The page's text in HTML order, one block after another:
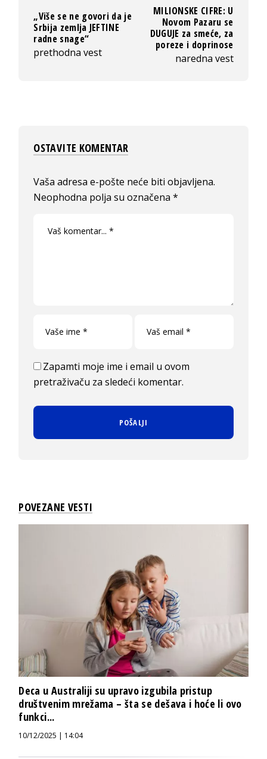
„Više se ne govori da je
Srbija zemlja JEFTINE
radne snage“
prethodna vest
MILIONSKE CIFRE: U
Novom Pazaru se
DUGUJE za smeće, za
poreze i doprinose
naredna vest
OSTAVITE KOMENTAR
Vaša adresa e-pošte neće biti objavljena.
Neophodna polja su označena*
Zapamti moje ime i email u ovom
pretraživaču za sledeći komentar.
POVEZANE VESTI
Deca u Australiji su upravo izgubila pristup
društvenim mrežama – šta se dešava i hoće li ovo
funkci...
10/12/2025 | 14:04